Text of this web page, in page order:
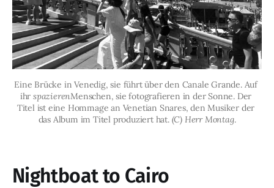
Eine Brücke in Venedig, sie führt über den Canale Grande. Auf
ihr spazierenMenschen, sie fotografieren in der Sonne. Der
Titel ist eine Hommage an Venetian Snares, den Musiker der
das Album im Titel produziert hat. (C) Herr Montag.
Nightboat to Cairo